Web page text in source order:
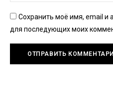
Сохранить моё имя, email и
для последующих моих